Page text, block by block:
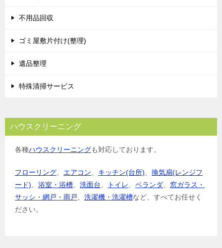
不用品回収
ゴミ屋敷片付け(整理)
遺品整理
特殊清掃サービス
ハウスクリーニング
各種ハウスクリーニングも対応しております。
フローリング エアコン キッチン(台所)
換気扇(レンジフ
ード)
浴室・浴槽 洗面台 トイレ ベランダ
窓ガラス・
サッシ・網戸・雨戸
洗濯機・洗濯槽など、すべてお任せく
ださい。